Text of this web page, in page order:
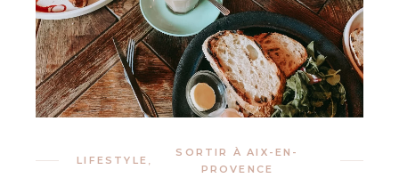
LIFESTYLE ,
SORTIR À AIX-EN-
PROVENCE